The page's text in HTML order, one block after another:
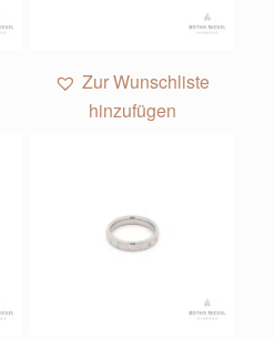
Zur Wunschliste
hinzufügen